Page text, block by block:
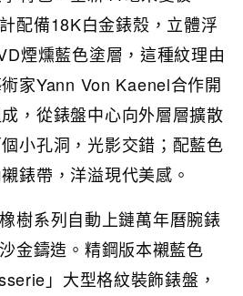
配備18K白金錶殼，立體浮
煙燻藍色塗層，這種紋理由
家Yann Von Kaenel合作開
，從錶盤中心向外層層擴散
小孔洞，光影交錯；配藍色
錶帶，洋溢現代美感。
樹系列自動上鏈萬年曆腕錶
金鑄造。精鋼版本襯藍色
」大型格紋裝飾錶盤，